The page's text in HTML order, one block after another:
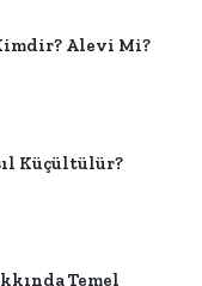
Alevi Mi?
Küçültülür?
Temel